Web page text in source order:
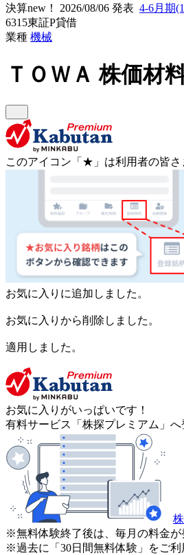
決算new！ 2026/08/06 発表 4-6月期
6315東証P貸借
業種 機械
ＴＯＷＡ株価材
このアイコン 「★」 は利用者の皆さ
お気に入りに追加しました。
お気に入りから削除しました。
適用しました。
お気に入りがいっぱいです！
有料サービス「株探プレミアム」
※無料体験終了後は、毎月の料金が
※過去に「30日間無料体験」をご利